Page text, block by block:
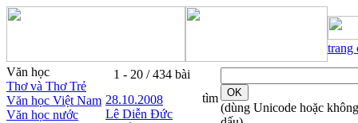
trang
Văn học
Thơ và Thơ Trẻ
Văn học Việt Nam
Văn học nước
1 - 20 / 434 bài
28.10.2008
Lê Diễn Đức
tìm
(dùng Unicode hoặc không